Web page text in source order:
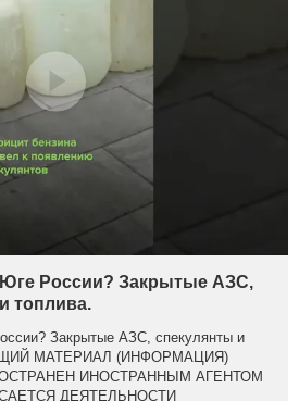
России? Закрытые АЗС,
топлива.
Закрытые АЗС, спекулянты и
МАТЕРИАЛ (ИНФОРМАЦИЯ)
ИНОСТРАННЫМ АГЕНТОМ
ДЕЯТЕЛЬНОСТИ